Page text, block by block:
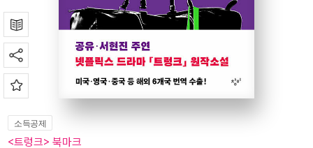
소득공제
<트렁크> 북마크